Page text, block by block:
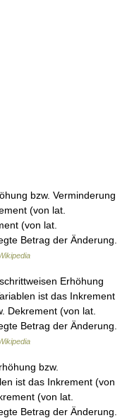
bzw. Verminderung
(von lat.
(von lat.
Betrag der Änderung.
Erhöhung
ist das Inkrement
Dekrement (von lat.
Betrag der Änderung.
bzw.
ist das Inkrement (von
(von lat.
Betrag der Änderung.